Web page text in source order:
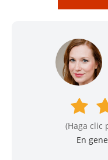
(Haga clic
En